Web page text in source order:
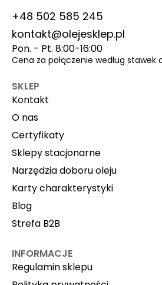
+48 502 585 245
kontakt@olejesklep.pl
Pon. - Pt. 8:00-16:00
Cena za połączenie według stawek
SKLEP
Kontakt
O nas
Certyfikaty
Sklepy stacjonarne
Narzędzia doboru oleju
Karty charakterystyki
Blog
Strefa B2B
INFORMACJE
Regulamin sklepu